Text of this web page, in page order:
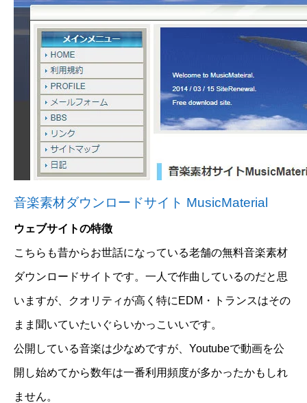
音楽素材ダウンロードサイト MusicMaterial
ウェブサイトの特徴
こちらも昔からお世話になっている老舗の無料音楽素材
ダウンロードサイトです。一人で作曲しているのだと思
いますが、クオリティが高く特にEDM・トランスはその
まま聞いていたいぐらいかっこいいです。
公開している音楽は少なめですが、Youtubeで動画を公
開し始めてから数年は一番利用頻度が多かったかもしれ
ません。